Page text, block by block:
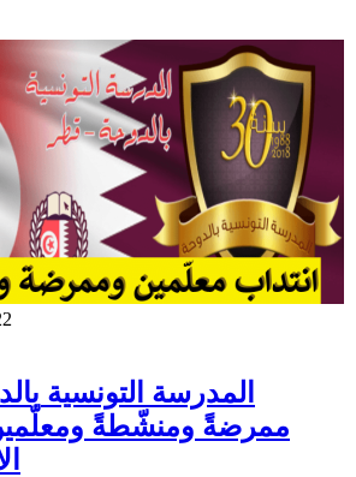
المدرسة التونسية
ممرضةً ومنشّطةً